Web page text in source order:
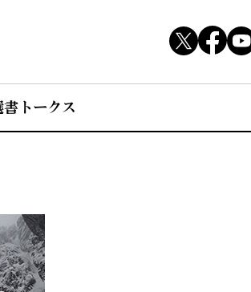
トークス